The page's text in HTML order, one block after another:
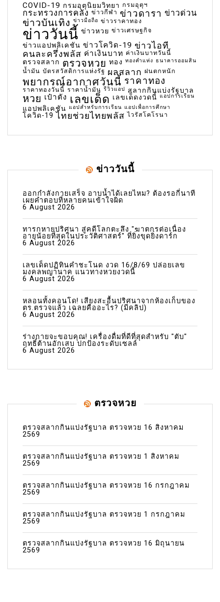
COVID-19 กรมอุตุนิยมวิทยา กรมอุตุฯ
กระทรวงการคลัง ข่าวกีฬา ข่าวดารา ข่าวด่วน
ข่าวบันเทิง ข่าวมือถือ ข่าวราคาทอง
ข่าววันนี้ ข่าวหวย ข่าวเศรษฐกิจ
ข่าวแอปพลิเคชัน ข่าวโควิด-19 ข่าวไอที
คนละครึ่งพลัส ค่าเงินบาท ค่าเงินบาทวันนี้
ตรวจสลาก ตรวจหวย ทอง ทองคำแท่ง ธนาคารออมสิน
น้ำมัน บัตรสวัสดิการแห่งรัฐ ผลสลาก ฝนตกหนัก
พยากรณ์อากาศวันนี้ ราคาทอง
ราคาทองวันนี้ ราคาน้ำมัน รีวิวแอป สลากกินแบ่งรัฐบาล
หวย เป๋าตัง เลขเด็ด เลขเด็ดงวดนี้ แอปการเรียน
แอปพลิเคชัน แอปสำหรับการเรียน แอปเพื่อการศึกษา
โควิด-19 ไทยช่วยไทยพลัส ไวรัสโคโรนา
ข่าววันนี้
ออกกำลังกายเสร็จ อาบน้ำได้เลยไหม? ต้องรอกี่นาที
เผยคำตอบที่หลายคนเข้าใจผิด
6 August 2026
ทารกหายปริศนา สู่คดีโลกตะลึง "ฆาตกรต่อเนื่อง
อายุน้อยที่สุดในประวัติศาสตร์" ที่ยิ่งขุดยิ่งดาร์ก
6 August 2026
เลขเด็ดปฏิทินคำชะโนด งวด 16/8/69 ปล่อยเลข
มงคลพญานาค แนวทางหวยงวดนี้
6 August 2026
หลอนทั้งคอนโด! เสียงสะอื้นปริศนาจากห้องเก็บของ
ตร.ตรวจแล้ว เฉลยคืออะไร? (มีคลิป)
6 August 2026
ร่างกายจะขอบคุณ! เครื่องดื่มที่ดีที่สุดสำหรับ "ตับ"
ฤทธิ์ต้านอักเสบ ปกป้องระดับเซลล์
6 August 2026
ตรวจหวย
ตรวจสลากกินแบ่งรัฐบาล ตรวจหวย 16 สิงหาคม
2569
ตรวจสลากกินแบ่งรัฐบาล ตรวจหวย 1 สิงหาคม
2569
ตรวจสลากกินแบ่งรัฐบาล ตรวจหวย 16 กรกฎาคม
2569
ตรวจสลากกินแบ่งรัฐบาล ตรวจหวย 1 กรกฎาคม
2569
ตรวจสลากกินแบ่งรัฐบาล ตรวจหวย 16 มิถุนายน
2569